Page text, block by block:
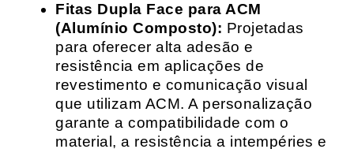
Fitas Dupla Face para ACM
(Alumínio Composto): Projetadas
para oferecer alta adesão e
resistência em aplicações de
revestimento e comunicação visual
que utilizam ACM. A personalização
garante a compatibilidade com o
material, a resistência a intempéries e